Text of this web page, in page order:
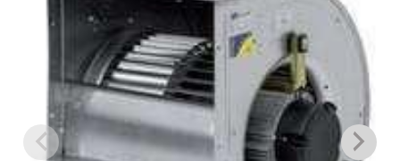
533,00 €.